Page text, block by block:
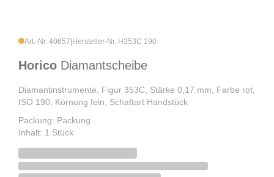
Art.-Nr. 40657 Hersteller-Nr. H353C 190
Horico Diamantscheibe
Diamantinstrumente, Figur 353C, Stärke 0,17 mm, Farbe rot,
ISO 190, Körnung fein, Schaftart Handstück
Packung: Packung
Inhalt: 1 Stück